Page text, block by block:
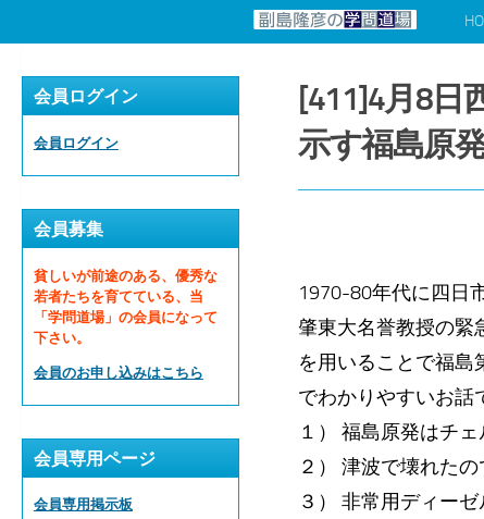
[411]4月8日
示す福島原
1970-80年代に四日
肇東大名誉教授の緊
を用いることで福島
でわかりやすいお話
１） 福島原発はチ
２） 津波で壊れた
３） 非常用ディー
会員ログイン
会員ログイン
会員募集
貧しいが前途のある、優秀な
若者たちを育てている、当
「学問道場」の会員になって
下さい。
会員のお申し込みはこちら
会員専用ページ
会員専用掲示板